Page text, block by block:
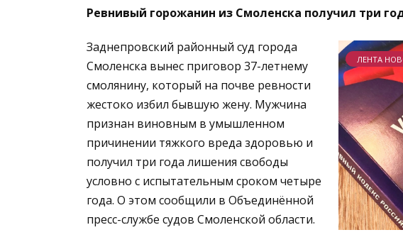
Ревнивый горожанин из Смоленска получил три
ЛЕНТА
Заднепровский районный суд города
Смоленска вынес приговор 37-летнему
смолянину, который на почве ревности
жестоко избил бывшую жену. Мужчина
признан виновным в умышленном
причинении тяжкого вреда здоровью и
получил три года лишения свободы
условно с испытательным сроком четыре
года. О этом сообщили в Объединённой
пресс-службе судов Смоленской области.